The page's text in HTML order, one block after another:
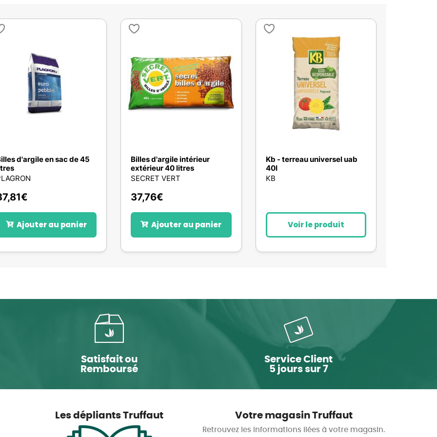
d'argile en sac de 45
€
Ajouter au panier
Billes d'argile intérieur
extérieur 40 litres
SECRET VERT
37,76€
Ajouter au panier
Kb - terreau universel uab
40l
KB
Voir le produit
Satisfait ou
Remboursé
Service Client
5 jours sur 7
Les dépliants Truffaut Votre magasin Truffaut
Retrouvez les informations liées à votre magasin.